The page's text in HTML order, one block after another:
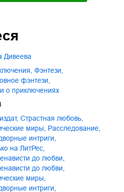
Дивеева
фэнтези
фэнтези
о приключениях
, страстная любовь
миры
расследование
интриги
на ЛитРес
до любви
до любви
миры
интриги